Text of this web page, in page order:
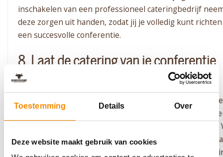
Toestemming Details Over
Deze website maakt gebruik van cookies
inschakelen van een professioneel cateringbedrijf
deze zorgen uit handen, zodat jij je volledig kunt
een succesvolle conferentie.
8. Laat de catering van je conferentie
verzorgen door Runderkamp
Wil je de catering
van jouw conferentie uitbesteden op
locatie naar keuze? Met Runderkamp als
je verzekerd van kwalitatieve en smaakvolle gerechten.
bieden een breed assortiment hapjes, maaltijden en
tegen eerlijke prijzen, en opereren op diverse locaties